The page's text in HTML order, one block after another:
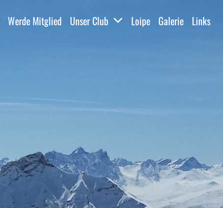
Werde Mitglied Unser Club Loipe Galerie Links